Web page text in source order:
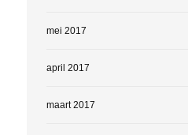
mei 2017
april 2017
maart 2017